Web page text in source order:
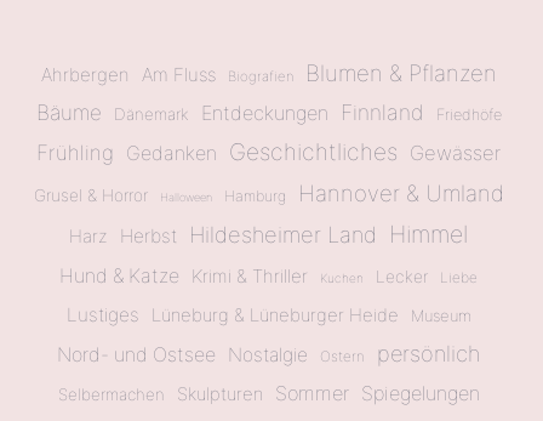
Ahrbergen Am Fluss Biografien Blumen & Pflanzen
Bäume Dänemark Entdeckungen Finnland Friedhöfe
Frühling Gedanken Geschichtliches Gewässer
Grusel & Horror Halloween Hamburg Hannover & Umland
Harz Herbst Hildesheimer Land Himmel
Hund & Katze Krimi & Thriller Kuchen Lecker Liebe
Lustiges Lüneburg & Lüneburger Heide Museum
Nord- und Ostsee Nostalgie Ostern persönlich
Selbermachen Skulpturen Sommer Spiegelungen